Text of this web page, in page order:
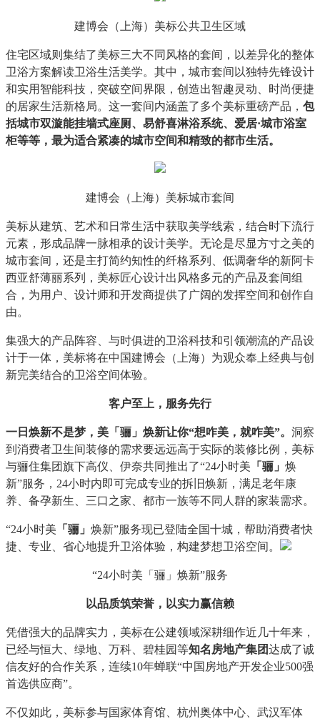
建博会（上海）美标公共卫生区域
住宅区域则集结了美标三大不同风格的套间，以差异化的整体
卫浴方案解读卫浴生活美学。其中，城市套间以独特先锋设计
和实用智能科技，突破空间界限，创造出智趣灵动、时尚便捷
的居家生活新格局。这一套间内涵盖了多个美标重磅产品， 包
括城市双漩能挂墙式座厕、易舒喜淋浴系统、爱居·城市浴室
柜等等，最为适合紧凑的城市空间和精致的都市生活。
建博会（上海）美标城市套间
美标从建筑、艺术和日常生活中获取美学线索，结合时下流行
元素，形成品牌一脉相承的设计美学。无论是尽显方寸之美的
城市套间，还是主打简约知性的纤格系列、低调奢华的新阿卡
西亚舒薄丽系列，美标匠心设计出风格多元的产品及套间组
合，为用户、设计师和开发商提供了广阔的发挥空间和创作自
由。
集强大的产品阵容、与时俱进的卫浴科技和引领潮流的产品设
计于一体，美标将在中国建博会（上海）为观众奉上经典与创
新完美结合的卫浴空间体验。
客户至上，服务先行
一日焕新不是梦，美「骊」焕新让你“想咋美，就咋美”。 洞察
到消费者卫生间装修的需求要远远高于实际的装修比例，美标
与骊住集团旗下高仪、伊奈共同推出了“24小时美 「骊」 焕
新”服务，24小时内即可完成专业的拆旧焕新，满足老年康
养、备孕新生、三口之家、都市一族等不同人群的家装需求。
“24小时美 「骊」 焕新”服务现已登陆全国十城，帮助消费者快
捷、专业、省心地提升卫浴体验，构建梦想卫浴空间。
“24小时美「骊」焕新”服务
以品质筑荣誉，以实力赢信赖
凭借强大的品牌实力，美标在公建领域深耕细作近几十年来，
已经与恒大、绿地、万科、碧桂园等知名房地产集团达成了诚
信友好的合作关系，连续10年蝉联“中国房地产开发企业500强
首选供应商”。
不仅如此，美标参与国家体育馆、杭州奥体中心、武汉军体